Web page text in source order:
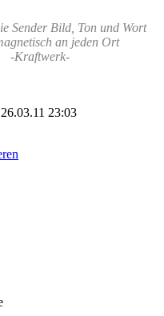
Sender Bild, Ton und Wort
an jeden Ort
-Kraftwerk-
23:03